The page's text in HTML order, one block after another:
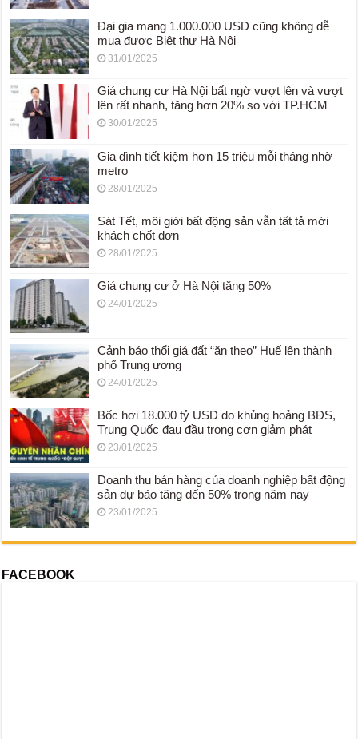
Đại gia mang 1.000.000 USD cũng không dễ
mua được Biệt thự Hà Nội
31/01/2025
Giá chung cư Hà Nội bất ngờ vượt lên và vượt
lên rất nhanh, tăng hơn 20% so với TP.HCM
30/01/2025
Gia đình tiết kiệm hơn 15 triệu mỗi tháng nhờ
metro
28/01/2025
Sát Tết, môi giới bất động sản vẫn tất tả mời
khách chốt đơn
28/01/2025
Giá chung cư ở Hà Nội tăng 50%
24/01/2025
Cảnh báo thổi giá đất “ăn theo” Huế lên thành
phố Trung ương
24/01/2025
Bốc hơi 18.000 tỷ USD do khủng hoảng BĐS,
Trung Quốc đau đầu trong cơn giảm phát
23/01/2025
Doanh thu bán hàng của doanh nghiệp bất động
sản dự báo tăng đến 50% trong năm nay
23/01/2025
FACEBOOK